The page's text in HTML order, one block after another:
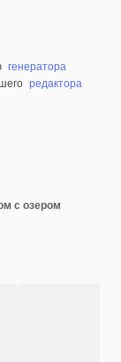
генератора
редактора
с озером